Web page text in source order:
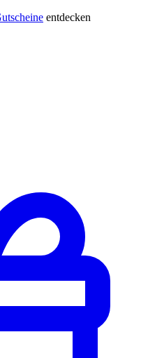
entdecken